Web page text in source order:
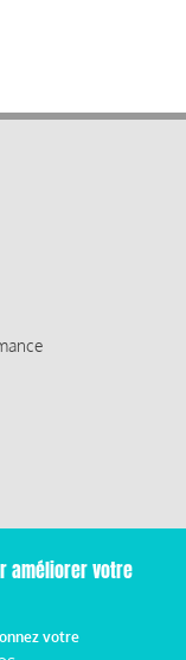
Cafffeine
améliorer votre
votre